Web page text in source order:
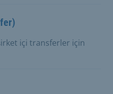
içi transferler için